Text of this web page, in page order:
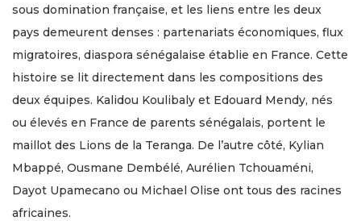
sous domination française, et les liens entre les deux
pays demeurent denses : partenariats économiques, flux
migratoires, diaspora sénégalaise établie en France. Cette
histoire se lit directement dans les compositions des
deux équipes. Kalidou Koulibaly et Edouard Mendy, nés
ou élevés en France de parents sénégalais, portent le
maillot des Lions de la Teranga. De l’autre côté, Kylian
Mbappé, Ousmane Dembélé, Aurélien Tchouaméni,
Dayot Upamecano ou Michael Olise ont tous des racines
africaines.